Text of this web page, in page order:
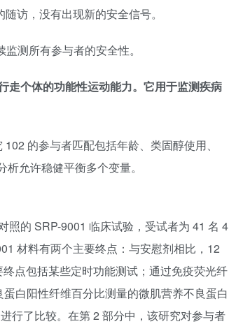
访，没有出现新的安全信号。
测所有参与者的安全性。
走个体的功能性运动能力。它用于监测疾病
的参与者匹配包括年龄、类固醇使用、
允许稳健平衡多个变量。
照的 SRP-9001 临床试验，受试者为 41 名 4
材料有两个主要终点：与安慰剂相比，12
点包括某些定时功能测试；通过免疫荧光纤
白阳性纤维百分比测量的微肌营养不良蛋白
行了比较。在第 2 部分中，该研究对参与者